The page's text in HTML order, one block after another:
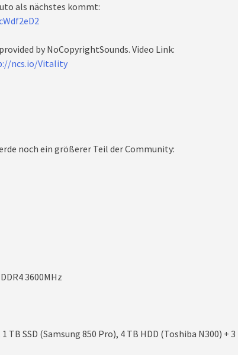
als nächstes kommt:
by NoCopyrightSounds. Video Link:
ncs.io/Vitality
noch ein größerer Teil der Community:
3600MHz
TB SSD (Samsung 850 Pro), 4 TB HDD (Toshiba N300) + 3